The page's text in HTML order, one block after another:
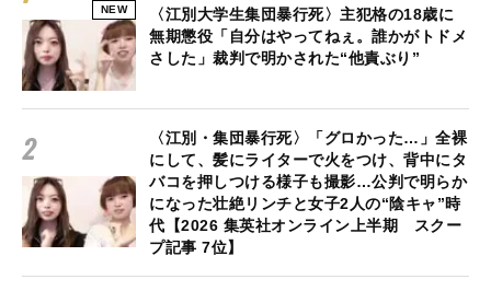
NEW
〈江別大学生集団暴行死〉主犯格の18歳に
無期懲役「自分はやってねぇ。誰かがトドメ
さした」裁判で明かされた“他責ぶり”
〈江別・集団暴行死〉「グロかった…」全裸
にして、髪にライターで火をつけ、背中にタ
バコを押しつける様子も撮影…公判で明らか
になった壮絶リンチと女子2人の“陰キャ”時
代【2026 集英社オンライン上半期 スクー
プ記事 7位】